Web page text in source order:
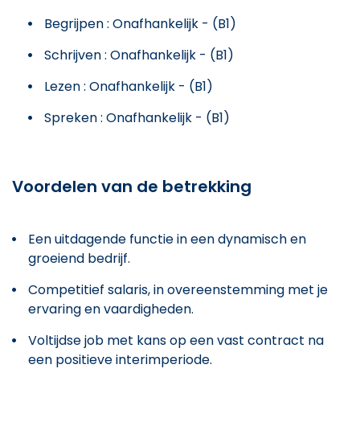
Begrijpen : Onafhankelijk - (B1)
Schrijven : Onafhankelijk - (B1)
Lezen : Onafhankelijk - (B1)
Spreken : Onafhankelijk - (B1)
Voordelen van de betrekking
Een uitdagende functie in een dynamisch en
groeiend bedrijf.
Competitief salaris, in overeenstemming met je
ervaring en vaardigheden.
Voltijdse job met kans op een vast contract na
een positieve interimperiode.